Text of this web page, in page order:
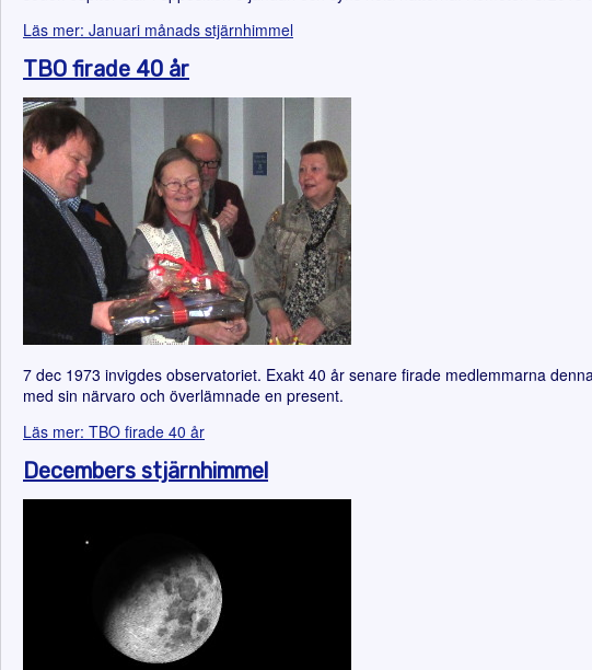
Läs mer: Januari månads stjärnhimmel
TBO firade 40 år
7 dec 1973 invigdes observatoriet. Exakt 40 år senare firade medlemmarna
med sin närvaro och överlämnade en present.
Läs mer: TBO firade 40 år
Decembers stjärnhimmel